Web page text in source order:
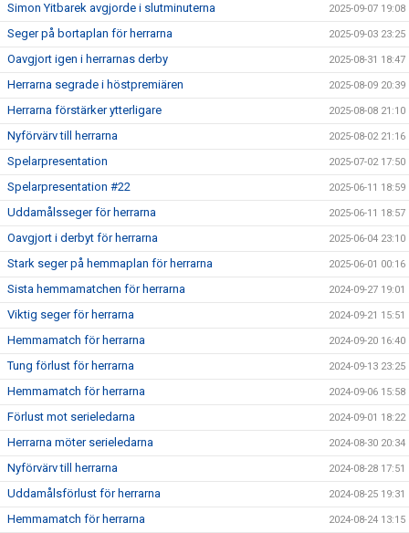
Simon Yitbarek avgjorde i slutminuterna 2025-09-07 19:08
Seger på bortaplan för herrarna 2025-09-03 23:25
Oavgjort igen i herrarnas derby 2025-08-31 18:47
Herrarna segrade i höstpremiären 2025-08-09 20:39
Herrarna förstärker ytterligare 2025-08-08 21:10
Nyförvärv till herrarna 2025-08-02 21:16
Spelarpresentation 2025-07-02 17:50
Spelarpresentation #22 2025-06-11 18:59
Uddamålsseger för herrarna 2025-06-11 18:57
Oavgjort i derbyt för herrarna 2025-06-04 23:10
Stark seger på hemmaplan för herrarna 2025-06-01 00:16
Sista hemmamatchen för herrarna 2024-09-27 19:01
Viktig seger för herrarna 2024-09-21 15:51
Hemmamatch för herrarna 2024-09-20 16:40
Tung förlust för herrarna 2024-09-13 23:25
Hemmamatch för herrarna 2024-09-06 15:58
Förlust mot serieledarna 2024-09-01 18:22
Herrarna möter serieledarna 2024-08-30 20:34
Nyförvärv till herrarna 2024-08-28 17:51
Uddamålsförlust för herrarna 2024-08-25 19:31
Hemmamatch för herrarna 2024-08-24 13:15